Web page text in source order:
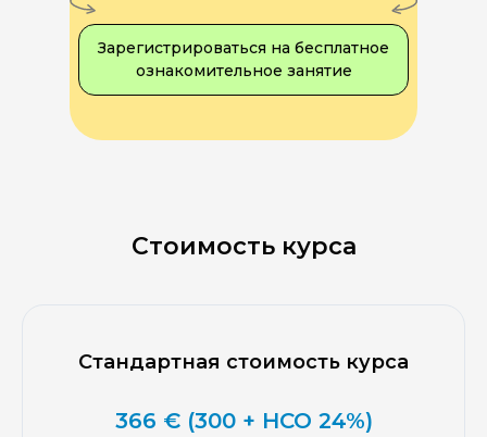
Зарегистрироваться на бесплатное
ознакомительное занятие
Стоимость курса
Стандартная стоимость курса
366 € (300 + НСО 24%)